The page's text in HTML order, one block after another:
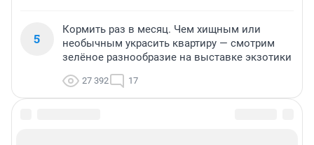
5
Кормить раз в месяц. Чем хищным или
необычным украсить квартиру — смотрим
зелёное разнообразие на выставке экзотики
27 392 17